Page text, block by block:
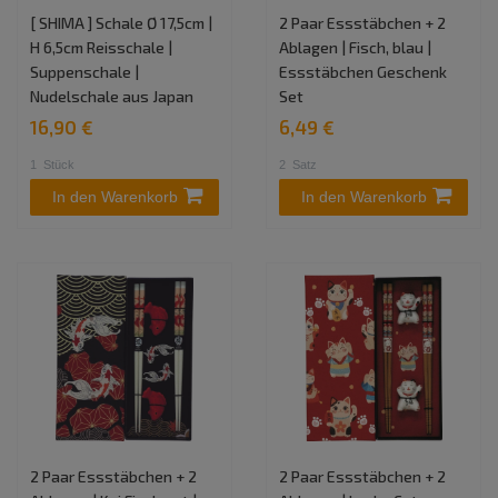
[ SHIMA ] Schale Ø 17,5cm |
H 6,5cm Reisschale |
Suppenschale |
Nudelschale aus Japan
16,90 €
1 Stück
In den Warenkorb
2 Paar Essstäbchen + 2
Ablagen | Fisch, blau |
Essstäbchen Geschenk
Set
6,49 €
2 Satz
In den Warenkorb
2 Paar Essstäbchen + 2
2 Paar Essstäbchen + 2